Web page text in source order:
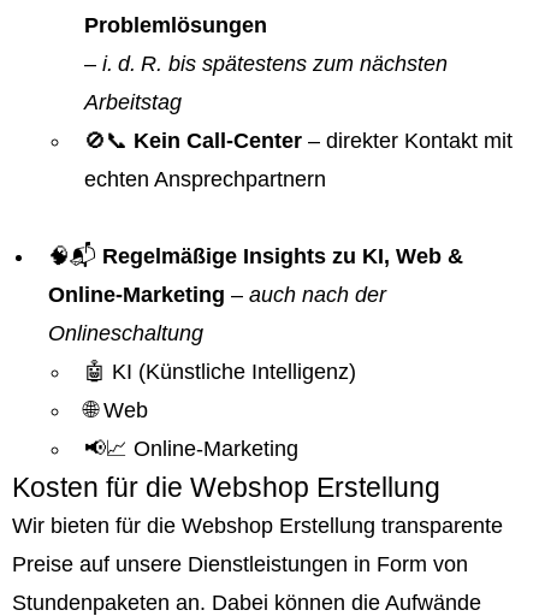
Problemlösungen
– i. d. R. bis spätestens zum nächsten
Arbeitstag
🚫📞 Kein Call-Center – direkter Kontakt mit
echten Ansprechpartnern
🧠📬 Regelmäßige Insights zu KI, Web &
Online-Marketing – auch nach der
Onlineschaltung
🤖 KI (Künstliche Intelligenz)
🌐 Web
📢📈 Online-Marketing
Kosten für die Webshop Erstellung
Wir bieten für die Webshop Erstellung transparente
Preise auf unsere Dienstleistungen in Form von
Stundenpaketen an. Dabei können die Aufwände